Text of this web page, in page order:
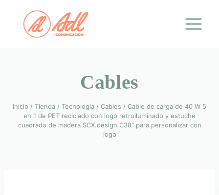
contenido
Cables
Inicio / Tienda / Tecnología / Cables / Cable de carga de 40 W 5
en 1 de PET reciclado con logo retroiluminado y estuche
cuadrado de madera SCX.design C38″ para personalizar con
logo